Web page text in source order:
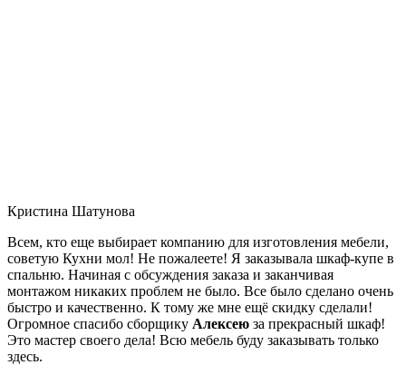
Кристина Шатунова
Всем, кто еще выбирает компанию для изготовления мебели,
советую Кухни мол! Не пожалеете! Я заказывала шкаф-купе в
спальню. Начиная с обсуждения заказа и заканчивая
монтажом никаких проблем не было. Все было сделано очень
быстро и качественно. К тому же мне ещё скидку сделали!
Огромное спасибо сборщику Алексею за прекрасный шкаф!
Это мастер своего дела! Всю мебель буду заказывать только
здесь.